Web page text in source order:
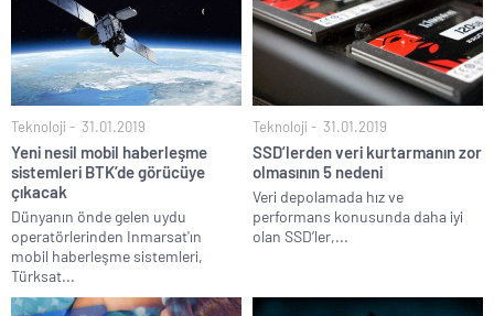
Teknoloji 31.01.2019
Yeni nesil mobil haberleşme
sistemleri BTK’de görücüye
çıkacak
Dünyanın önde gelen uydu
operatörlerinden Inmarsat'ın
mobil haberleşme sistemleri,
Türksat...
Teknoloji 31.01.2019
SSD’lerden veri kurtarmanın zor
olmasının 5 nedeni
Veri depolamada hız ve
performans konusunda daha iyi
olan SSD’ler,...